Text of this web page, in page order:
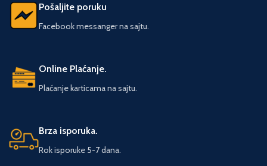
Pošaljite poruku
Facebook messanger na sajtu.
Online Plaćanje.
Plaćanje karticama na sajtu.
Brza isporuka.
Rok isporuke 5-7 dana.